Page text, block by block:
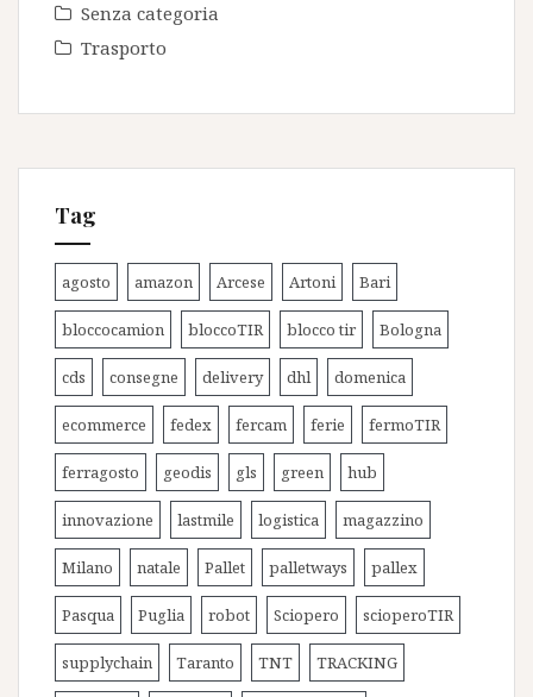
Senza categoria
Trasporto
Tag
agosto amazon Arcese Artoni Bari
bloccocamion bloccoTIR blocco tir Bologna
cds consegne delivery dhl domenica
ecommerce fedex fercam ferie fermoTIR
ferragosto geodis gls green hub
innovazione lastmile logistica magazzino
Milano natale Pallet palletways pallex
Pasqua Puglia robot Sciopero scioperoTIR
supplychain Taranto TNT TRACKING